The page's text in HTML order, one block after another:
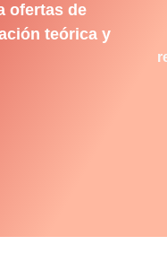
ofertas de
teórica y